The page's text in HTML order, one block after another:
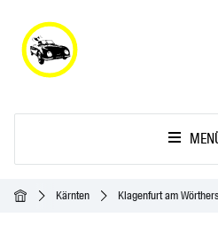
StartseiteKärnten Klagenfurt am